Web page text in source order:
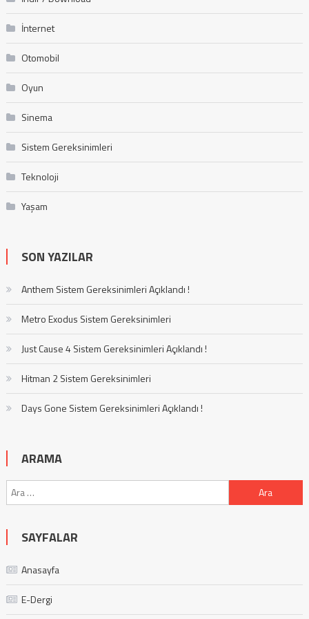
İnternet
Otomobil
Oyun
Sinema
Sistem Gereksinimleri
Teknoloji
Yaşam
SON YAZILAR
Anthem Sistem Gereksinimleri Açıklandı !
Metro Exodus Sistem Gereksinimleri
Just Cause 4 Sistem Gereksinimleri Açıklandı !
Hitman 2 Sistem Gereksinimleri
Days Gone Sistem Gereksinimleri Açıklandı !
ARAMA
SAYFALAR
Anasayfa
E-Dergi